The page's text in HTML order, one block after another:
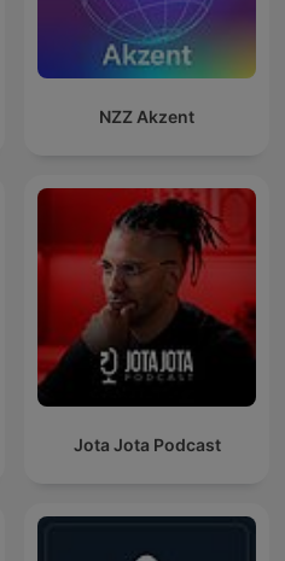
NZZ Akzent
Jota Jota Podcast